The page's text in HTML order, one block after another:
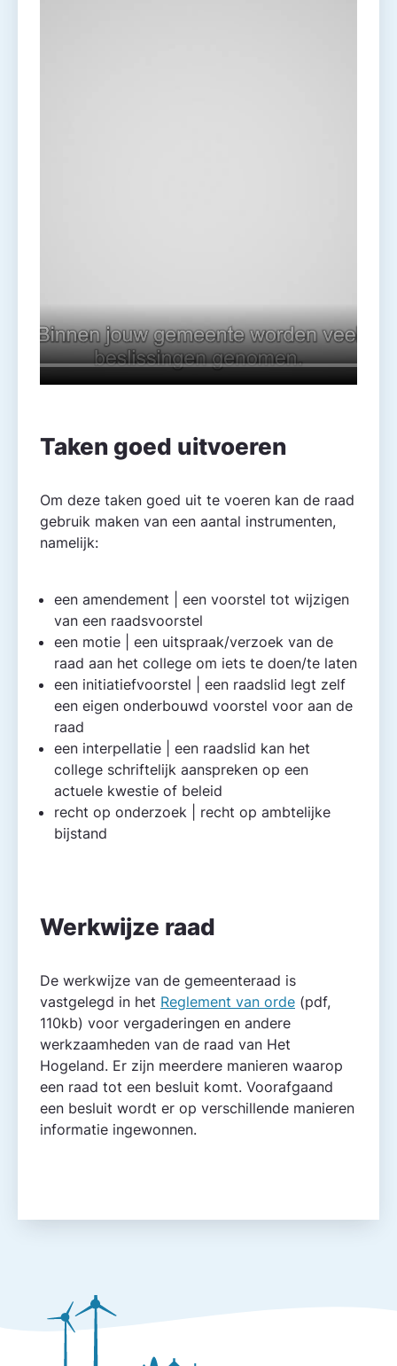
Taken goed uitvoeren
Om deze taken goed uit te voeren kan de raad
gebruik maken van een aantal instrumenten,
namelijk:
een amendement | een voorstel tot wijzigen
van een raadsvoorstel
een motie | een uitspraak/verzoek van de
raad aan het college om iets te doen/te laten
een initiatiefvoorstel | een raadslid legt zelf
een eigen onderbouwd voorstel voor aan de
raad
een interpellatie | een raadslid kan het
college schriftelijk aanspreken op een
actuele kwestie of beleid
recht op onderzoek | recht op ambtelijke
bijstand
Werkwijze raad
De werkwijze van de gemeente­raad is
vastgelegd in het Reglement van orde (pdf,
110kb) voor vergaderingen en andere
werkzaamheden van de raad van Het
Hogeland. Er zijn meerdere manieren waarop
een raad tot een besluit komt. Voorafgaand
een besluit wordt er op verschillende manieren
informatie ingewonnen.